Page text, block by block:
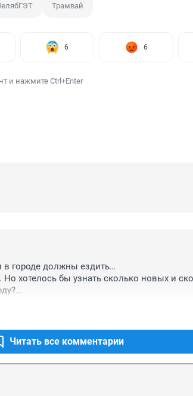
Трамвай
6 6
и нажмите Ctrl+Enter
городе должны ездить…
Но хотелось бы узнать сколько новых и
Читать все комментарии